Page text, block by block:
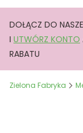
DOŁĄCZ DO
I UTWÓRZ KONTO
RABATU
Zielona Fabryka